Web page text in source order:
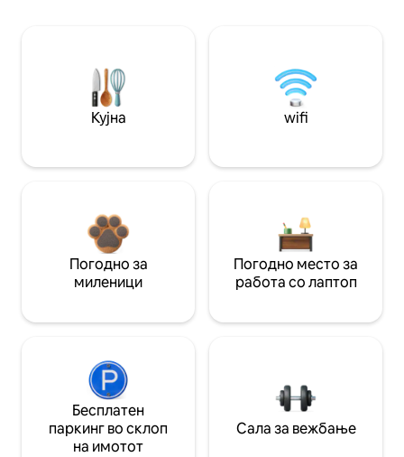
Кујна wifi
Погодно за
миленици
Погодно место за
работа со лаптоп
Бесплатен
паркинг во склоп
на имотот
Сала за вежбање